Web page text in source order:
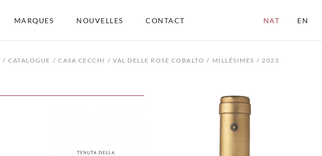
MARQUES NOUVELLES CONTACT NAT EN
CATALOGUE CASA CECCHI VAL DELLE ROSE COBALTO MILLÉSIMES 2023